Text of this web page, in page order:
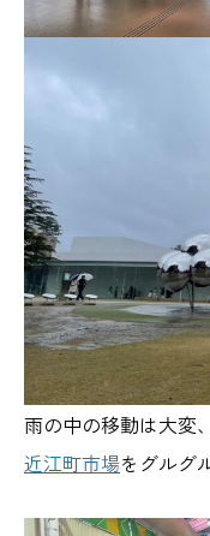
雨の中の移動は大変
近江町市場をグルグ